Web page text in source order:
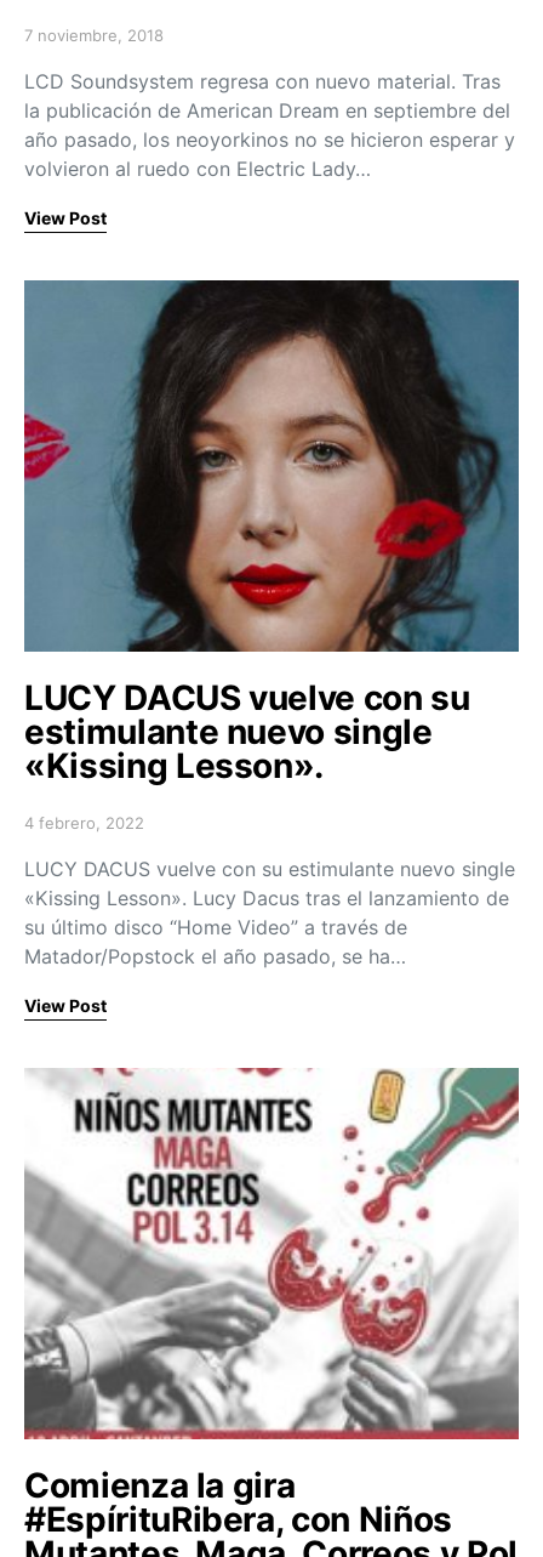
Posted on
7 noviembre, 2018
LCD Soundsystem regresa con nuevo material. Tras
la publicación de American Dream en septiembre del
año pasado, los neoyorkinos no se hicieron esperar y
volvieron al ruedo con Electric Lady…
View Post
LUCY DACUS vuelve con su
estimulante nuevo single
«Kissing Lesson».
Posted on
4 febrero, 2022
LUCY DACUS vuelve con su estimulante nuevo single
«Kissing Lesson». Lucy Dacus tras el lanzamiento de
su último disco “Home Video” a través de
Matador/Popstock el año pasado, se ha…
View Post
Comienza la gira
#EspírituRibera, con Niños